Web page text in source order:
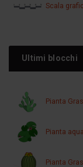
Scala
Ultimi blocchi
Pianta
Pianta
Pianta